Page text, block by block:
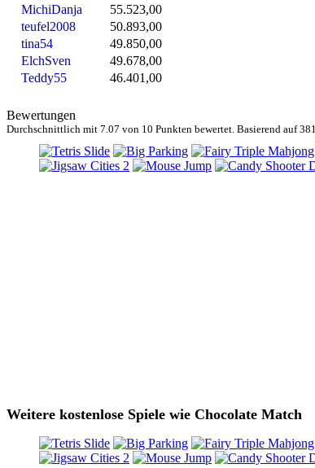
MichiDanja
55.523,00
teufel2008
50.893,00
tina54
49.850,00
ElchSven
49.678,00
Teddy55
46.401,00
Bewertungen
Durchschnittlich mit 7.07 von 10 Punkten bewertet. Basierend auf381
Weitere kostenlose Spiele wie Chocolate Match